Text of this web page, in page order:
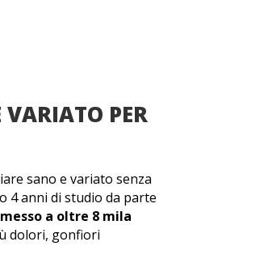
PER
sano e variato senza
4 anni di studio da parte
a oltre 8 mila
dolori, gonfiori